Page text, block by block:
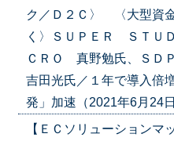
ク／Ｄ２Ｃ〉 〈大型資
く〉ＳＵＰＥＲ ＳＴＵ
ＣＲＯ 真野勉氏、ＳＤ
吉田光氏／１年で導入倍
発」加速（2021年6月24
【ＥＣソリューションマ